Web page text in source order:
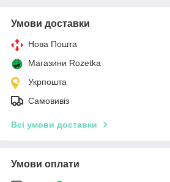
Умови доставки
Нова Пошта
Магазини Rozetka
Укрпошта
Самовивіз
Всі умови доставки
Умови оплати